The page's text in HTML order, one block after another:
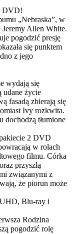
DVD!
„Nebraska”, w
Jeremy Allen White.
pogodzić presję
się punktem
z jego
wydają się
udane życie
fasadą zbierają się
Ivy rozkwita.
dochodzą tłumione
2 DVD
w rolach
filmu. Córka
przyszłą
związanymi z
że piorun może
Blu-ray i
Rodzina
pogodzić rolę